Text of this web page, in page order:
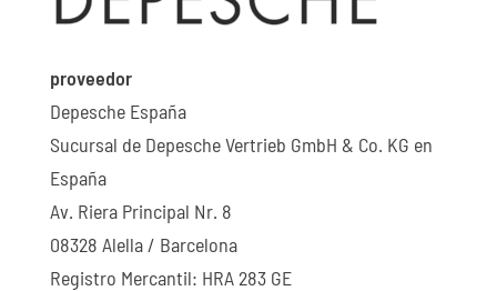
proveedor
Depesche España
Sucursal de Depesche Vertrieb GmbH & Co. KG en
España
Av. Riera Principal Nr. 8
08328 Alella / Barcelona
Registro Mercantil: HRA 283 GE